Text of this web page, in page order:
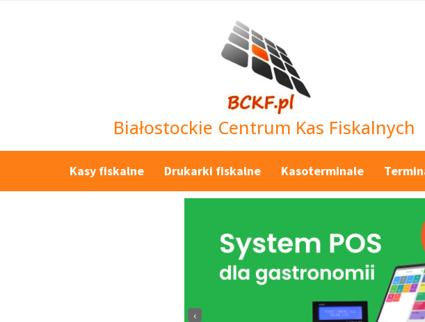
Białostockie Centrum Kas Fiskalnych
Kasy fiskalne Drukarki fiskalne Kasoterminale
‹